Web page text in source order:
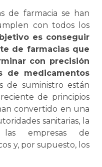
de farmacia se han
con todos los
es conseguir
de farmacias que
con precisión
de medicamentos
de suministro están
de principios
convertido en una
sanitarias, la
las empresas de
y, por supuesto, los